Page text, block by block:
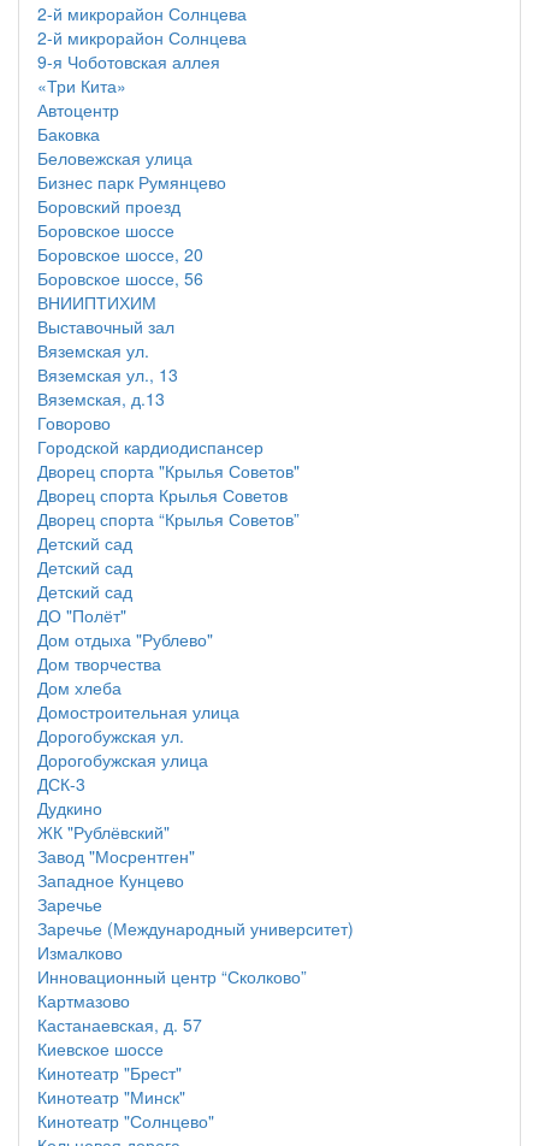
2-й микрорайон Солнцева
2-й микрорайон Солнцева
9-я Чоботовская аллея
«Три Кита»
Автоцентр
Баковка
Беловежская улица
Бизнес парк Румянцево
Боровский проезд
Боровское шоссе
Боровское шоссе, 20
Боровское шоссе, 56
ВНИИПТИХИМ
Выставочный зал
Вяземская ул.
Вяземская ул., 13
Вяземская, д.13
Говорово
Городской кардиодиспансер
Дворец спорта "Крылья Советов"
Дворец спорта Крылья Советов
Дворец спорта “Крылья Советов”
Детский сад
Детский сад
Детский сад
ДО "Полёт"
Дом отдыха "Рублево"
Дом творчества
Дом хлеба
Домостроительная улица
Дорогобужская ул.
Дорогобужская улица
ДСК-3
Дудкино
ЖК "Рублёвский"
Завод "Мосрентген"
Западное Кунцево
Заречье
Заречье (Международный университет)
Измалково
Инновационный центр “Сколково”
Картмазово
Кастанаевская, д. 57
Киевское шоссе
Кинотеатр "Брест"
Кинотеатр "Минск"
Кинотеатр "Солнцево"